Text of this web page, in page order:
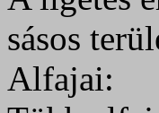
sásos
Alfajai: